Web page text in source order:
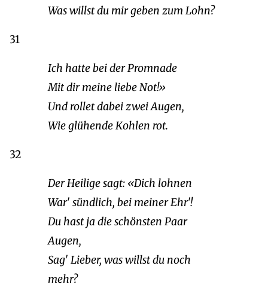
Was willst du mir geben zum Lohn?
31
Ich hatte bei der Promnade
Mit dir meine liebe Not!»
Und rollet dabei zwei Augen,
Wie glühende Kohlen rot.
32
Der Heilige sagt: «Dich lohnen
War' sündlich, bei meiner Ehr'!
Du hast ja die schönsten Paar
Augen,
Sag' Lieber, was willst du noch
mehr?